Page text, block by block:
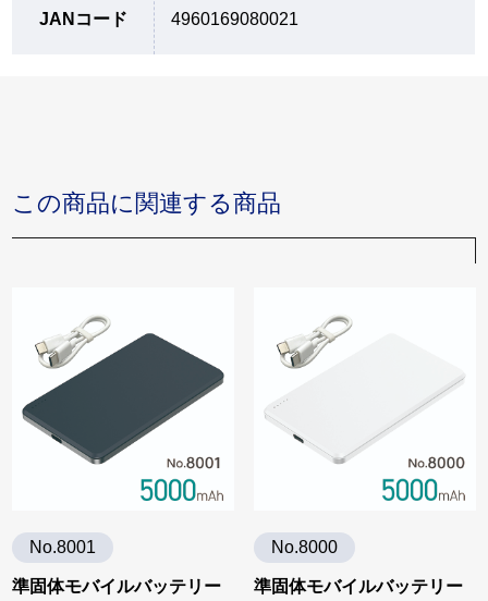
JANコード 4960169080021
この商品に関連する商品
No.8001
準固体モバイルバッテリー
No.8000
準固体モバイルバッテリー